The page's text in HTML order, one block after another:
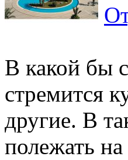
В какой бы
стремится
другие. В
полежать